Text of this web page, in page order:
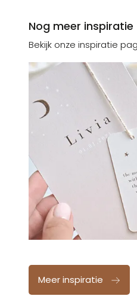
Nog meer inspiratie
Bekijk onze inspiratie
Meer inspiratie